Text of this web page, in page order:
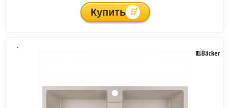
Купить 🛒
.